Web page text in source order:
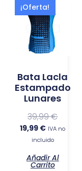
¡Oferta!
Bata Lacla
Estampado
Lunares
39,99€
19,99 €
El
precio
actual
es:
19,99 €.
IVA no
incluido
Añadir Al
Carrito